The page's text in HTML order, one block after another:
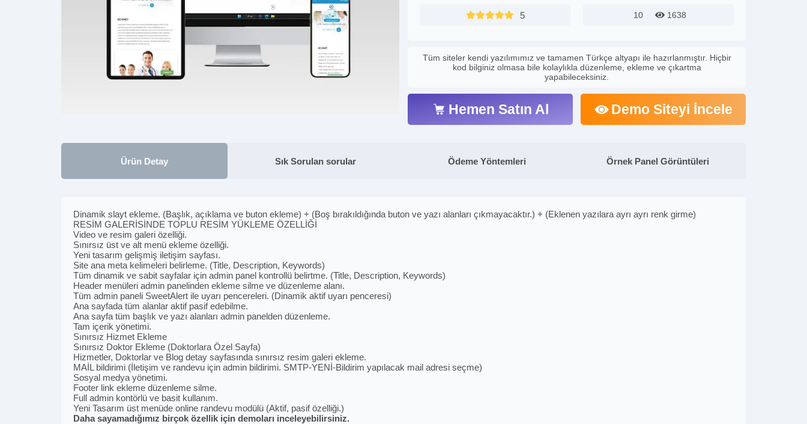
5 10 1638
Tüm siteler kendi yazılımımız ve tamamen Türkçe altyapı ile hazırlanmıştır. Hiçbir
kod bilginiz olmasa bile kolaylıkla düzenleme, ekleme ve çıkartma
yapabileceksiniz.
Hemen Satın Al Demo Siteyi İncele
Ürün Detay Sık Sorulan sorular Ödeme Yöntemleri Örnek Panel Görüntüleri
Dinamik slayt ekleme. (Başlık, açıklama ve buton ekleme) + (Boş bırakıldığında buton ve yazı alanları çıkmayacaktır.) + (Eklenen yazılara ayrı ayrı renk girme)
RESİM GALERİSİNDE TOPLU RESİM YÜKLEME ÖZELLİĞİ
Video ve resim galeri özelliği.
Sınırsız üst ve alt menü ekleme özelliği.
Yeni tasarım gelişmiş iletişim sayfası.
Site ana meta kelimeleri belirleme. (Title, Description, Keywords)
Tüm dinamik ve sabit sayfalar için admin panel kontrollü belirtme. (Title, Description, Keywords)
Header menüleri admin panelinden ekleme silme ve düzenleme alanı.
Tüm admin paneli SweetAlert ile uyarı pencereleri. (Dinamik aktif uyarı penceresi)
Ana sayfada tüm alanlar aktif pasif edebilme.
Ana sayfa tüm başlık ve yazı alanları admin panelden düzenleme.
Tam içerik yönetimi.
Sınırsız Hizmet Ekleme
Sınırsız Doktor Ekleme (Doktorlara Özel Sayfa)
Hizmetler, Doktorlar ve Blog detay sayfasında sınırsız resim galeri ekleme.
MAİL bildirimi (İletişim ve randevu için admin bildirimi. SMTP-YENİ-Bildirim yapılacak mail adresi seçme)
Sosyal medya yönetimi.
Footer link ekleme düzenleme silme.
Full admin kontörlü ve basit kullanım.
Yeni Tasarım üst menüde online randevu modülü (Aktif, pasif özelliği.)
Daha sayamadığımız birçok özellik için demoları inceleyebilirsiniz.